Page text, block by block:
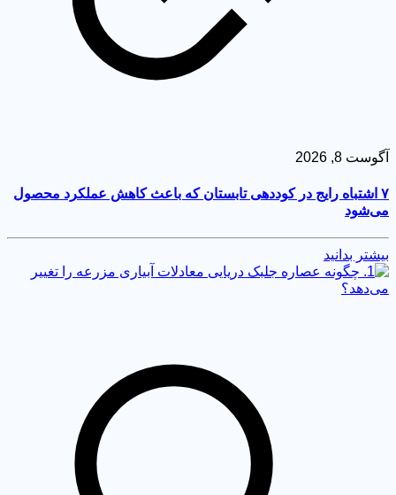
8, 2026
اشتباه رایج در کوددهی تابستان که باعث کاهش عملکرد محصول
بدانید